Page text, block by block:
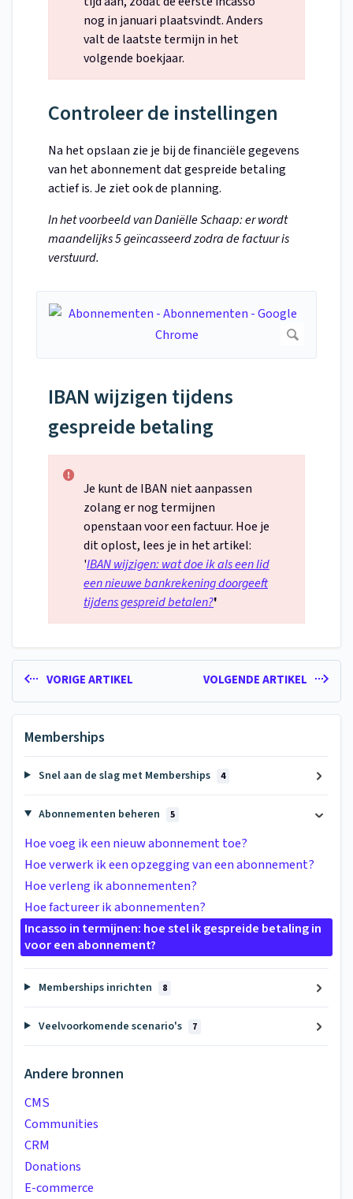
nog in januari plaatsvindt. Anders
valt de laatste termijn in het
volgende boekjaar.
Controleer de instellingen
Na het opslaan zie je bij de financiële gegevens
van het abonnement dat gespreide betaling
actief is. Je ziet ook de planning.
In het voorbeeld van Daniëlle Schaap: er wordt
maandelijks 5 geïncasseerd zodra de factuur is
verstuurd.
IBAN wijzigen tijdens
gespreide betaling
Je kunt de IBAN niet aanpassen
zolang er nog termijnen
openstaan voor een factuur. Hoe je
dit oplost, lees je in het artikel:
'IBAN wijzigen: wat doe ik als een lid
een nieuwe bankrekening doorgeeft
tijdens gespreid betalen?'
VORIGE ARTIKEL VOLGENDE ARTIKEL
Memberships
Snel aan de slag met Memberships 4
Abonnementen beheren 5
Hoe voeg ik een nieuw abonnement toe?
Hoe verwerk ik een opzegging van een abonnement?
Hoe verleng ik abonnementen?
Hoe factureer ik abonnementen?
Incasso in termijnen: hoe stel ik gespreide betaling in
voor een abonnement?
Memberships inrichten 8
Veelvoorkomende scenario's 7
Andere bronnen
CMS
Communities
CRM
Donations
E-commerce